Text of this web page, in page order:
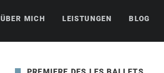
ÜBER MICH LEISTUNGEN BLOG